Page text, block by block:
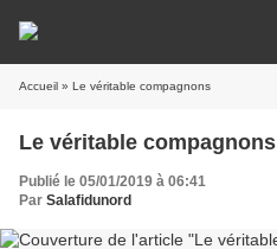
Accueil » Le véritable compagnons
Le véritable compagnons
Publié le 05/01/2019 à 06:41
Par Salafidunord